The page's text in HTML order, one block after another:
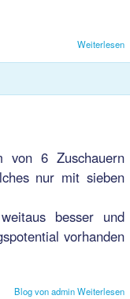
Weiterlesen
von 6 Zuschauern
nur mit sieben
besser und
vorhanden
Weiterlesen
Blog von admin